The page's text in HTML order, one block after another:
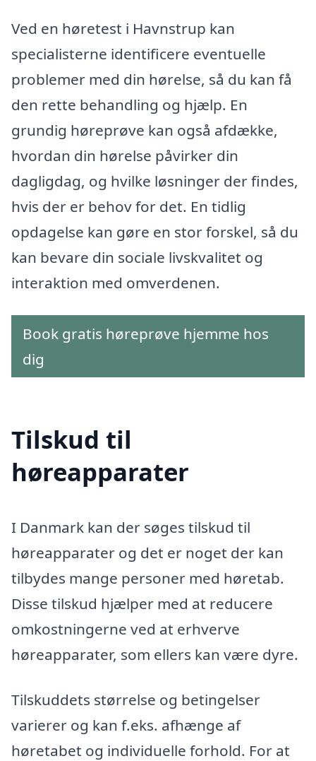
Ved en høretest i Havnstrup kan
specialisterne identificere eventuelle
problemer med din hørelse, så du kan få
den rette behandling og hjælp. En
grundig høreprøve kan også afdække,
hvordan din hørelse påvirker din
dagligdag, og hvilke løsninger der findes,
hvis der er behov for det. En tidlig
opdagelse kan gøre en stor forskel, så du
kan bevare din sociale livskvalitet og
interaktion med omverdenen.
Book gratis høreprøve hjemme hos
dig
Tilskud til
høreapparater
I Danmark kan der søges tilskud til
høreapparater og det er noget der kan
tilbydes mange personer med høretab.
Disse tilskud hjælper med at reducere
omkostningerne ved at erhverve
høreapparater, som ellers kan være dyre.
Tilskuddets størrelse og betingelser
varierer og kan f.eks. afhænge af
høretabet og individuelle forhold. For at